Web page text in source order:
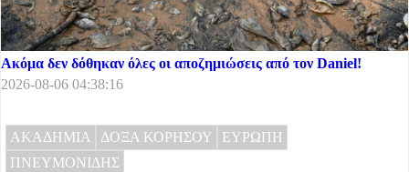
Ακόμα δεν δόθηκαν όλες οι αποζημιώσεις από τον Daniel!
2026-08-06 04:38:16
ΑΚΑΔΗΜΙΑ ΔΟΞΑ ΚΟΡΗΣΟΥ
ΕΥΡΩΠΗ
ΠΝΕΥΜΟΝΙΔΗΣ